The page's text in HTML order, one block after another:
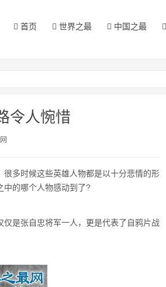
首页 世界之最 中国之最
令人惋惜
多时候这些英雄人物都是以十分悲情的形
中的哪个人物感动到了?
是张自忠将军一人，更是代表了自鸦片战